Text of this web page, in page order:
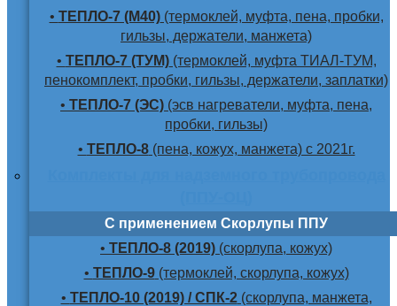
• ТЕПЛО-7 (М40)(термоклей, муфта, пена, пробки,
гильзы, держатели, манжета)
• ТЕПЛО-7 (ТУМ)(термоклей, муфта ТИАЛ-ТУМ,
пенокомплект, пробки, гильзы, держатели, заплатки)
• ТЕПЛО-7 (ЭС) (эсв нагреватели, муфта, пена,
пробки, гильзы)
• ТЕПЛО-8(пена, кожух, манжета) с 2021г.
С применением Скорлупы ППУ
• ТЕПЛО-8 (2019) (скорлупа, кожух)
• ТЕПЛО-9(термоклей, скорлупа, кожух)
• ТЕПЛО-10 (2019) / СПК-2(скорлупа, манжета,